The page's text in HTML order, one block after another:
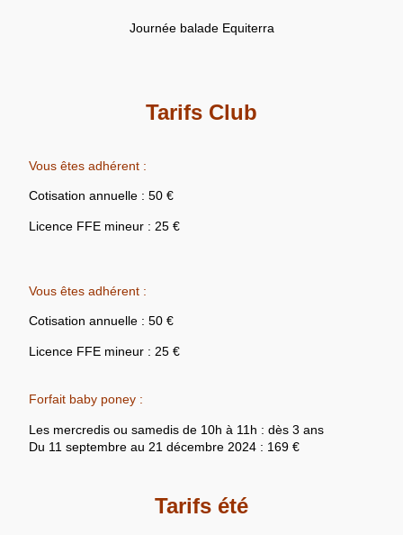
Journée balade Equiterra
Tarifs Club
Vous êtes adhérent :
Cotisation annuelle : 50 €
Licence FFE mineur : 25 €
Vous êtes adhérent :
Cotisation annuelle : 50 €
Licence FFE mineur : 25 €
Forfait baby poney :
Les mercredis ou samedis de 10h à 11h : dès 3 ans
Du 11 septembre au 21 décembre 2024 : 169 €
Tarifs été